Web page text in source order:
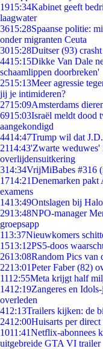
1915:34Kabinet geeft
laagwater
3615:28Spaanse politie:
onder migranten Ceuta
3015:28Duitser (93)
4415:15Dikke Van Dale
schaamlippen doorbreken'
2515:13Meer agressie
jij je intimideren?
2715:09Amsterdams
6915:03Israël meldt dood
aangekondigd
4414:47Trump wil dat
2114:43'Zwarte weduwes'
overlijdensuitkering
314:34VrijMiBabes #316
1714:21Denemarken pakt
examens
1413:49Ontslagen bij
2913:48NPO-manager
groepsapp
113:37Nieuwkomers
1513:12PS5-doos
2613:08Random Pics van
2213:01Peter Faber (82)
1112:55Meta krijgt half
1412:19Zangeres en
overleden
412:13Trailers kijken: de
2412:00Huisarts per
1011:41Netflix-abonnees
uitgebreide GTA VI trailer